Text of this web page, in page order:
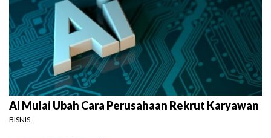
AI Mulai Ubah Cara Perusahaan Rekrut Karyawan
BISNIS